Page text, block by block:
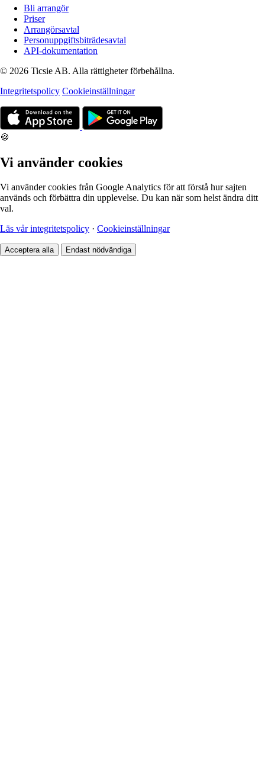
Bli arrangör
Priser
Arrangörsavtal
Personuppgiftsbiträdesavtal
API-dokumentation
© 2026 Ticsie AB. Alla rättigheter förbehållna.
Integritetspolicy Cookieinställningar
🍪
Vi använder cookies
Vi använder cookies från Google Analytics för att förstå hur sajten
används och förbättra din upplevelse. Du kan när som helst ändra ditt
val.
Läs vår integritetspolicy · Cookieinställningar
Acceptera alla Endast nödvändiga